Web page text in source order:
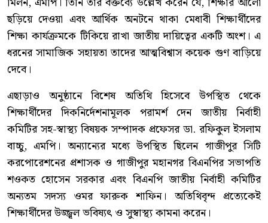
ছড়িয়ে দেওয়া এবং আর্থিক অনটনে থাকা মেধাবী শিক্ষার্থীদের
শিক্ষা কার্যক্রমকে টিকিয়ে রাখা জাতীয় দায়িত্বের একটি অংশ। এ
ধরনের সামাজিক সহায়তা তাদের আত্মবিশ্বাস কয়েক গুণ বাড়িয়ে
দেবে।
এছাড়াও অনুষ্ঠানে বিশেষ অতিথি হিসেবে উপস্থিত থেকে
শিক্ষার্থীদের দিকনির্দেশনামূলক পরামর্শ দেন জাতীয় নির্বাহী
কমিটির সহ-স্বাস্থ্য বিষয়ক সম্পাদক প্রফেসর ডা. রফিকুল ইসলাম
বাচ্চু, এমপি। অন্যান্যের মধ্যে উপস্থিত ছিলেন গাজীপুর সিটি
করপোরেশনের প্রশাসক ও গাজীপুর মহানগর বিএনপির সভাপতি
শওকত হোসেন সরকার এবং বিএনপি জাতীয় নির্বাহী কমিটির
অন্যতম সদস্য ওমর ফারুক শাফিন। অতিথিবৃন্দ প্রত্যেকেই
শিক্ষার্থীদের উজ্জ্বল ভবিষ্যৎ ও সুস্বাস্থ্য কামনা করেন।